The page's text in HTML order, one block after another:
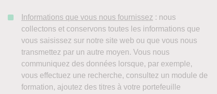
Informations que vous nous fournissez : nous
collectons et conservons toutes les informations que
vous saisissez sur notre site web ou que vous nous
transmettez par un autre moyen. Vous nous
communiquez des données lorsque, par exemple,
vous effectuez une recherche, consultez un module de
formation, ajoutez des titres à votre portefeuille